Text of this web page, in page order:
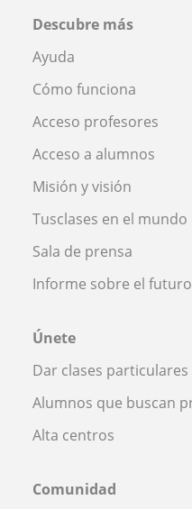
Descubre más
Ayuda
Cómo funciona
Acceso profesores
Acceso a alumnos
Misión y visión
Tusclases en el mundo
Sala de prensa
Informe sobre el
Únete
Dar clases particulares
Alumnos que buscan
Alta centros
Comunidad